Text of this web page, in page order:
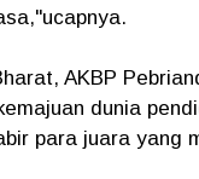
AKBP
dunia
para juara yang